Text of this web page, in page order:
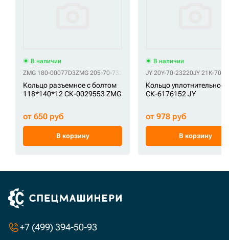
В наличии
ZMG 180-00077D3ZMG 205-70-73280 ZMG 401107-02681ZMG 61Q6-
Кольцо разъемное с болтом
118*140*12 СК-0029553 ZMG
от 650 руб
В корзину
В наличии
JY 20Y-70-23220JY 21K-70-
Кольцо уплотнительное
СК-6176152 JY
от 978 руб
В корзину
+7 (499) 394-50-93